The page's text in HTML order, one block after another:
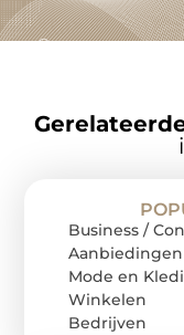
Business /
Aanbiedingen
Mode en
Winkelen
Bedrijven